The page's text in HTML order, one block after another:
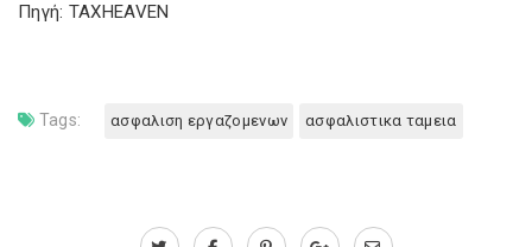
Πηγή: TAXHEAVEN
Tags: ασφαλιση εργαζομενων ασφαλιστικα ταμεια